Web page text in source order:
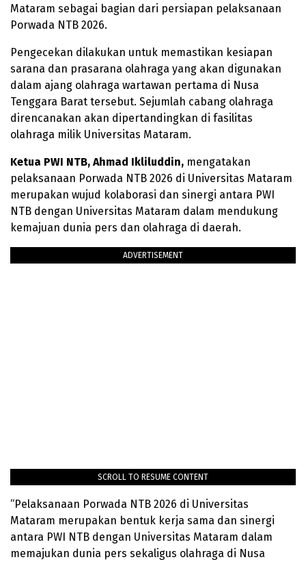
Mataram sebagai bagian dari persiapan pelaksanaan
Porwada NTB 2026.
Pengecekan dilakukan untuk memastikan kesiapan
sarana dan prasarana olahraga yang akan digunakan
dalam ajang olahraga wartawan pertama di Nusa
Tenggara Barat tersebut. Sejumlah cabang olahraga
direncanakan akan dipertandingkan di fasilitas
olahraga milik Universitas Mataram.
Ketua PWI NTB, Ahmad Ikliluddin, mengatakan
pelaksanaan Porwada NTB 2026 di Universitas Mataram
merupakan wujud kolaborasi dan sinergi antara PWI
NTB dengan Universitas Mataram dalam mendukung
kemajuan dunia pers dan olahraga di daerah.
ADVERTISEMENT
SCROLL TO RESUME CONTENT
“Pelaksanaan Porwada NTB 2026 di Universitas
Mataram merupakan bentuk kerja sama dan sinergi
antara PWI NTB dengan Universitas Mataram dalam
memajukan dunia pers sekaligus olahraga di Nusa